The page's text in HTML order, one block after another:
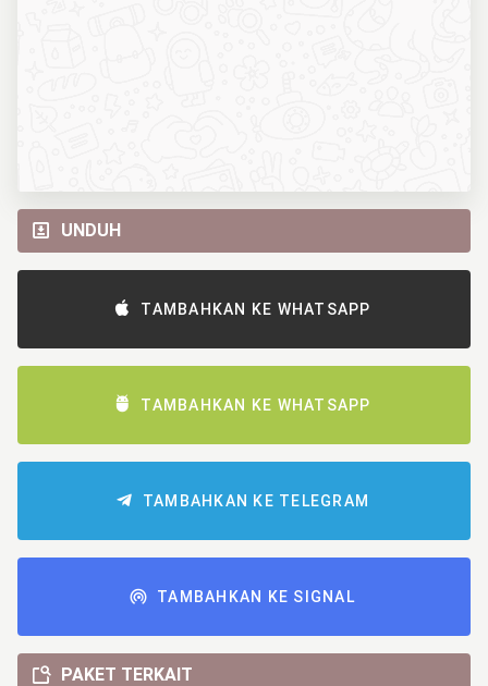
UNDUH
TAMBAHKAN KE WHATSAPP
TAMBAHKAN KE WHATSAPP
TAMBAHKAN KE TELEGRAM
TAMBAHKAN KE SIGNAL
PAKET TERKAIT